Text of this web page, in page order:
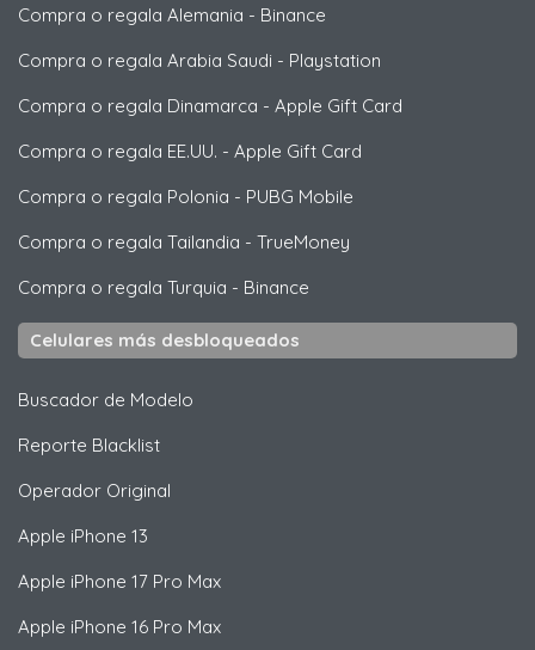
Compra o regala Alemania - Binance
Compra o regala Arabia Saudi - Playstation
Compra o regala Dinamarca - Apple Gift Card
Compra o regala EE.UU. - Apple Gift Card
Compra o regala Polonia - PUBG Mobile
Compra o regala Tailandia - TrueMoney
Compra o regala Turquia - Binance
Celulares más desbloqueados
Buscador de Modelo
Reporte Blacklist
Operador Original
Apple iPhone 13
Apple iPhone 17 Pro Max
Apple iPhone 16 Pro Max